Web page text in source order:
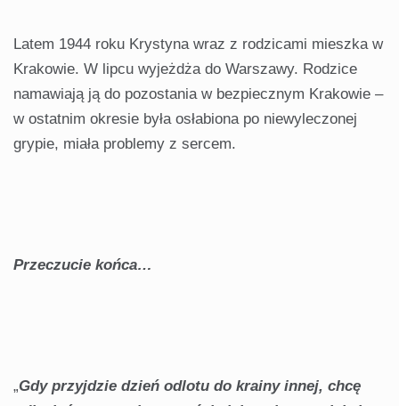
Latem 1944 roku Krystyna wraz z rodzicami mieszka w
Krakowie. W lipcu wyjeżdża do Warszawy. Rodzice
namawiają ją do pozostania w bezpiecznym Krakowie –
w ostatnim okresie była osłabiona po niewyleczonej
grypie, miała problemy z sercem.
Przeczucie końca…
„Gdy przyjdzie dzień odlotu do krainy innej, chcę